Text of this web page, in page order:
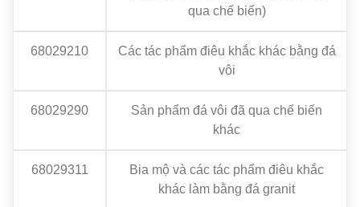
qua chế biến)
68029210
Các tác phẩm điêu khắc khác bằng đá
vôi
68029290
Sản phẩm đá vôi đã qua chế biến
khác
68029311
Bia mộ và các tác phẩm điêu khắc
khác làm bằng đá granit